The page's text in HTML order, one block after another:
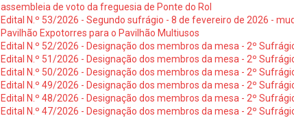
assembleia de voto da freguesia de Ponte do Rol
Edital N.º 53/2026 - Segundo sufrágio - 8 de fevereiro de 2026 -
Pavilhão Expotorres para o Pavilhão Multiusos
Edital N.º 52/2026 - Designação dos membros da mesa - 2º
Edital N.º 51/2026 - Designação dos membros da mesa - 2º
Edital N.º 50/2026 - Designação dos membros da mesa - 2º
Edital N.º 49/2026 - Designação dos membros da mesa - 2º
Edital N.º 48/2026 - Designação dos membros da mesa - 2º
Edital N.º 47/2026 - Designação dos membros da mesa - 2º